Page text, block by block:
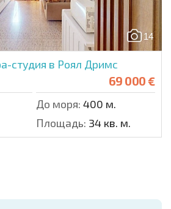
14
студия в Роял Дримс
69 000 €
До моря: 400 м.
Площадь: 34 кв. м.